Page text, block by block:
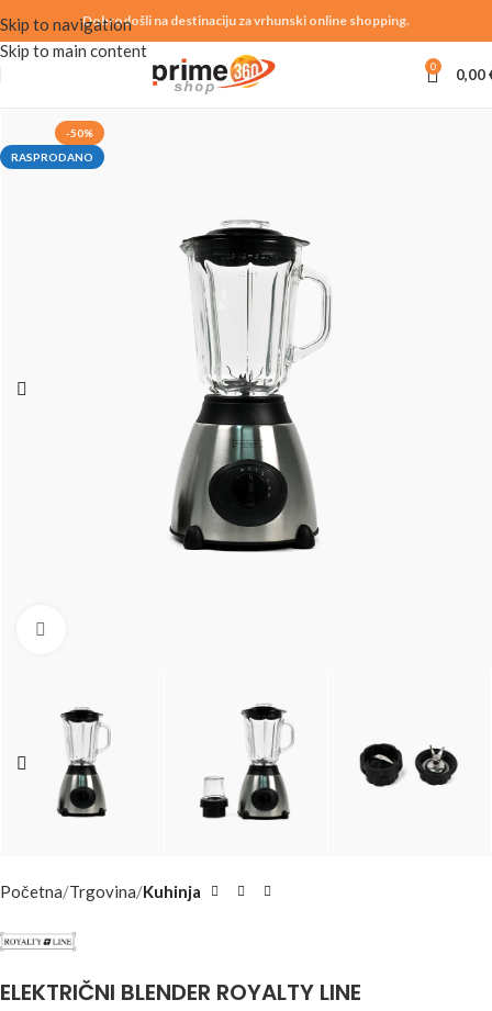
Skip to navigation
Skip to main content
Dobrodošli na destinaciju za vrhunski online shopping.
0 0,00
-50%
RASPRODANO
Početna Trgovina Kuhinja
ELEKTRIČNI BLENDER ROYALTY LINE